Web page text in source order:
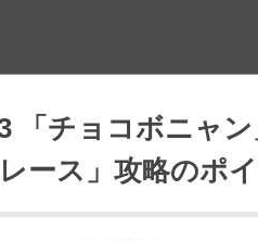
「チョコボニャ
ース」攻略のポ